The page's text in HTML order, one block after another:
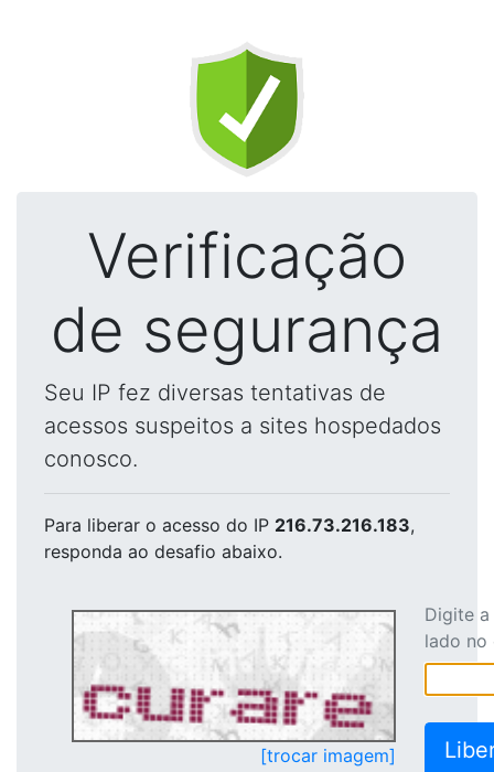
Verificação
de segurança
Seu IP fez diversas tentativas de
acessos suspeitos a sites hospedados
conosco.
Para liberar o acesso do IP 216.73.216.183,
responda ao desafio abaixo.
[trocar imagem]
Digite
lado no